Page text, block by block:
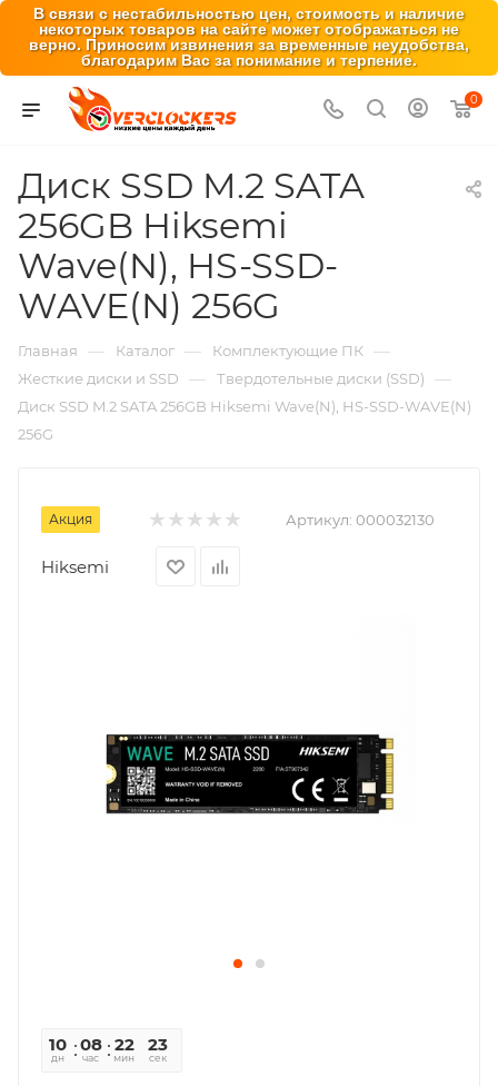
В связи с нестабильностью цен, стоимость и наличие
некоторых товаров на сайте может отображаться не
верно. Приносим извинения за временные неудобства,
благодарим Вас за понимание и терпение.
0
Диск SSD M.2 SATA
256GB Hiksemi
Wave(N), HS-SSD-
WAVE(N) 256G
Главная — Каталог — Комплектующие ПК —
Жесткие диски и SSD — Твердотельные диски (SSD) —
Диск SSD M.2 SATA 256GB Hiksemi Wave(N), HS-SSD-WAVE(N)
256G
Акция Артикул: 000032130
Hiksemi
10
дн
08
час
22
мин
23
сек